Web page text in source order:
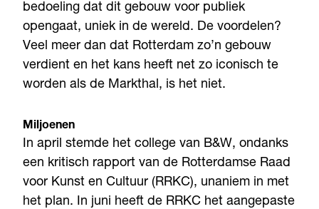
bedoeling dat dit gebouw voor publiek
opengaat, uniek in de wereld. De voordelen?
Veel meer dan dat Rotterdam zo’n gebouw
verdient en het kans heeft net zo iconisch te
worden als de Markthal, is het niet.
Miljoenen
In april stemde het college van B&W, ondanks
een kritisch rapport van de Rotterdamse Raad
voor Kunst en Cultuur (RRKC), unaniem in met
het plan. In juni heeft de RRKC het aangepaste